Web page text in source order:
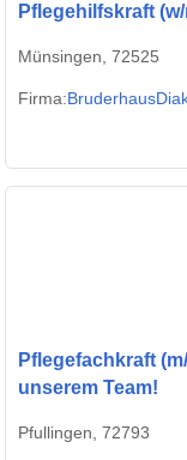
Pflegehilfskraft
Münsingen, 72525
Firma:
Pflegefachkraft
unserem Team!
Pfullingen, 72793